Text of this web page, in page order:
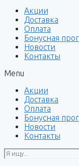
Акции
Доставка
Оплата
Бонусная
Новости
Контакты
Menu
Акции
Доставка
Оплата
Бонусная
Новости
Контакты